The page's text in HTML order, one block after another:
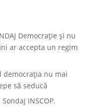
Democrație și nu
ar accepta un regim
democraţia nu mai
să seducă
INSCOP.